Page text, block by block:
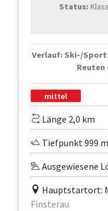
Status:
Verlauf: Ski-/
mittel
Länge 2,0 km
Tiefpunkt 999 m
Ausgewiesene
Hauptstartort:
Finsterau